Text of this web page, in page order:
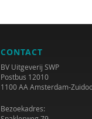
CONTACT
BV Uitgeverij SWP
Postbus 12010
1100 AA Amsterdam-
Bezoekadres: